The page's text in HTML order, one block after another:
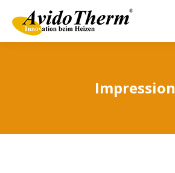
Impression